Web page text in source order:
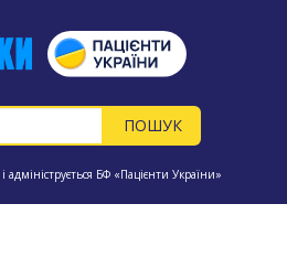
адмініструється БФ «Пацієнти України»